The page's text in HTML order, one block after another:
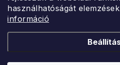
használhatóságát
információ
Rendelésem
uzlet@modernvasarlas.hu
Kereskedelem